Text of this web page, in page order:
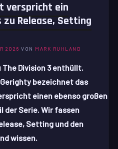
verspricht ein
zu Release, Setting
2026 VON MARK RUHLAND
Division 3 enthüllt.
bezeichnet das
einen ebenso großen
der Serie. Wir fassen
Setting und den
wissen.